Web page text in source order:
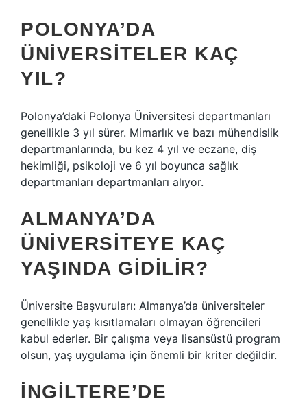
POLONYA’DA
ÜNIVERSITELER KAÇ
YIL?
Polonya’daki Polonya Üniversitesi departmanları
genellikle 3 yıl sürer. Mimarlık ve bazı mühendislik
departmanlarında, bu kez 4 yıl ve eczane, diş
hekimliği, psikoloji ve 6 yıl boyunca sağlık
departmanları departmanları alıyor.
ALMANYA’DA
ÜNIVERSITEYE KAÇ
YAŞINDA GIDILIR?
Üniversite Başvuruları: Almanya’da üniversiteler
genellikle yaş kısıtlamaları olmayan öğrencileri
kabul ederler. Bir çalışma veya lisansüstü program
olsun, yaş uygulama için önemli bir kriter değildir.
İNGILTERE’DE